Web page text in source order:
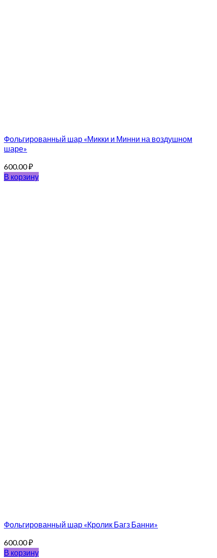
Фольгированный шар «Микки и Минни на воздушном
шаре»
600.00₽
В корзину
Фольгированный шар «Кролик Багз Банни»
600.00₽
В корзину